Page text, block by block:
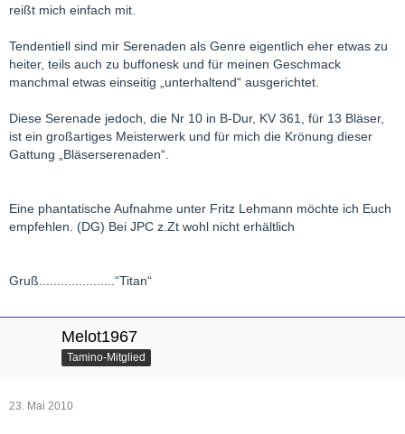
reißt mich einfach mit.
Tendentiell sind mir Serenaden als Genre eigentlich eher etwas zu
heiter, teils auch zu buffonesk und für meinen Geschmack
manchmal etwas einseitig „unterhaltend“ ausgerichtet.
Diese Serenade jedoch, die Nr 10 in B-Dur, KV 361, für 13 Bläser,
ist ein großartiges Meisterwerk und für mich die Krönung dieser
Gattung „Bläserserenaden“.
Eine phantatische Aufnahme unter Fritz Lehmann möchte ich Euch
empfehlen. (DG) Bei JPC z.Zt wohl nicht erhältlich
Gruß.....................“Titan“
Melot1967
Tamino-Mitglied
23. Mai 2010